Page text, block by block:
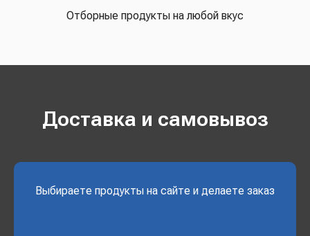
Отборные продукты на любой вкус
Доставка и самовывоз
Выбираете продукты на сайте и делаете заказ